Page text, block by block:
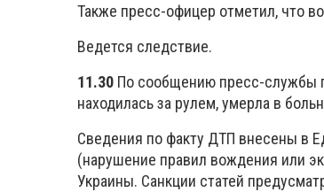
Также пресс-офицер отметил, что
Ведется следствие.
11.30 По сообщению пресс-службы
находилась за рулем, умерла в
Сведения по факту ДТП внесены в
(нарушение правил вождения или
Украины. Санкции статей